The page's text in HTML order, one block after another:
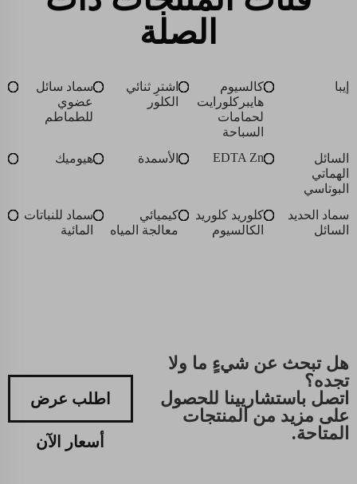
الصلة
إيبا
كالسيوم
هايبركلورايت
لحمامات
السباحة
اشترِ ثنائي
الكلور
سماد سائل
عضوي
للطماطم
السائل
الهماتي
البوتاسي
EDTA Zn الأسمدة هيوميك
سماد الحديد
السائل
كلوريد كلوريد
الكالسيوم
كيميائي
معالجة المياه
سماد للنباتات
المائية
هل تبحث عن شيءٍ ما ولا
تجده؟
اتصل باستشاريينا للحصول
على مزيد من المنتجات
المتاحة.
اطلب عرض
أسعار الآن